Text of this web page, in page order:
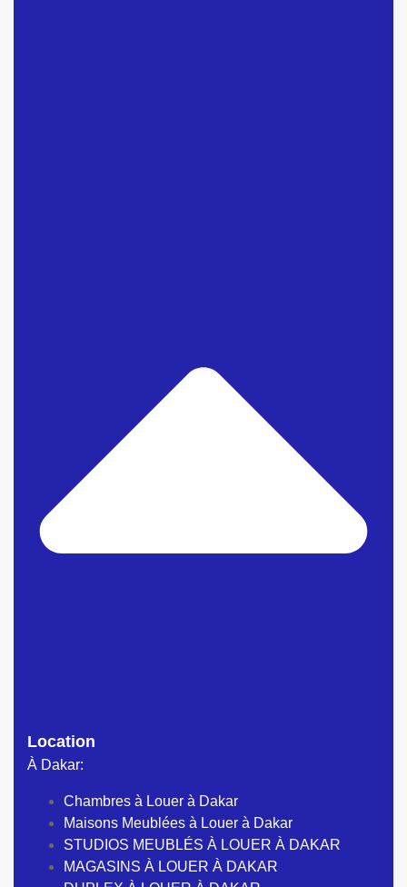
Location
À Dakar:
Chambres à Louer à Dakar
Maisons Meublées à Louer à Dakar
STUDIOS MEUBLÉS À LOUER À DAKAR
MAGASINS À LOUER À DAKAR